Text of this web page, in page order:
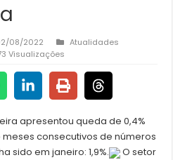
08/2022
Atualidades
Visualizações
apresentou queda de 0,4%
consecutivos de números
sido em janeiro: 1,9%.
O setor